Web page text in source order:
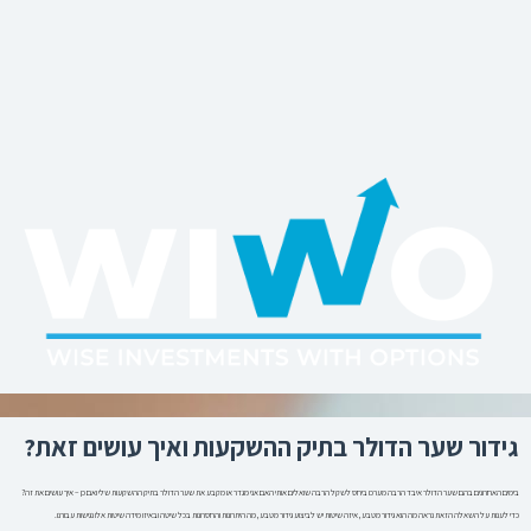
גידור שער הדולר בתיק ההשקעות ואיך עושים זאת?
בימים האחרונים בהם שער הדולר איבד הרבה מערכו ביחס לשקל הרבה שואלים אותי האם אני מגדר או מקבע את שער הדולר בתיק ההשקעות שלי ואם כן – איך עושים את זה?
כדי לענות על השאלה הזאת נראה מה הוא גידור מטבע, איזה שיטות יש לביצוע גידור מטבע, מה היתרונות והחסרונות בכל שיטה ובאיזו מידה שיטות אלו נגישות עבורנו.